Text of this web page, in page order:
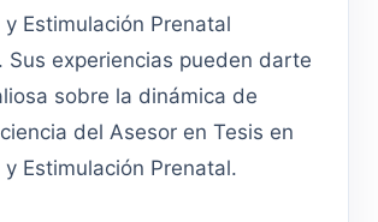
Estimulación Prenatal
Sus experiencias pueden darte
sobre la dinámica de
del Asesor en Tesis en
Estimulación Prenatal.